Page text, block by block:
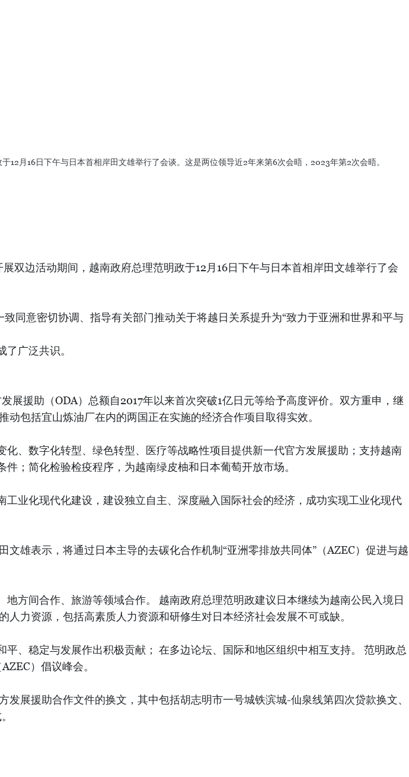
月16日下午与日本首相岸田文雄举行了会谈。这是两位领导近2年来第6次会晤，2023年第2次会晤。
边活动期间，越南政府总理范明政于12月16日下午与日本首相岸田文雄举行了会
同意密切协调、指导有关部门推动关于将越日关系提升为“致力于亚洲和世界和平与
了广泛共识。
援助（ODA）总额自2017年以来首次突破1亿日元等给予高度评价。双方重申，继
包括宜山炼油厂在内的两国正在实施的经济合作项目取得实效。
、数字化转型、绿色转型、医疗等战略性项目提供新一代官方发展援助；支持越南
；简化检验检疫程序，为越南绿皮柚和日本葡萄开放市场。
业化现代化建设，建设独立自主、深度融入国际社会的经济，成功实现工业化现代
雄表示，将通过日本主导的去碳化合作机制“亚洲零排放共同体”（AZEC）促进与越
方间合作、旅游等领域合作。 越南政府总理范明政建议日本继续为越南公民入境日
力资源，包括高素质人力资源和研修生对日本经济社会发展不可或缺。